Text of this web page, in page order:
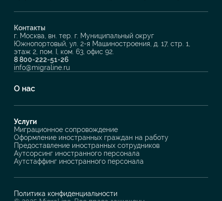
Контакты
г. Москва, вн. тер. г. Муниципальный округ
Южнопортовый, ул. 2-я Машиностроения, д. 17, стр. 1,
этаж 2, пом. I, ком. 63, офис 92.
8 800-222-51-26
info@migraline.ru
О нас
Услуги
Миграционное сопровождение
Оформление иностранных граждан на работу
Предоставление иностранных сотрудников
Аутсорсинг иностранного персонала
Аутстаффинг иностранного персонала
Политика конфиденциальности